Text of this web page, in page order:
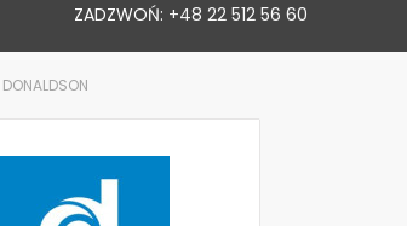
ZADZWOŃ: +48 22 512 56 60